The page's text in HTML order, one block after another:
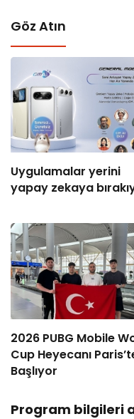
Göz Atın
Uygulamalar yerini
yapay zekaya
2026 PUBG Mobile
Cup Heyecanı
Başlıyor
Program bilgileri